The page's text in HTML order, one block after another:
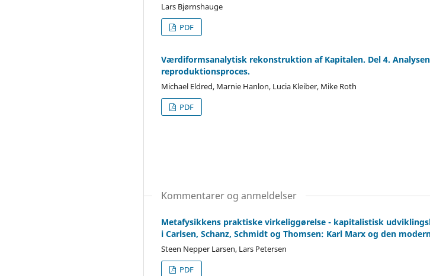
Lars Bjørnshauge
PDF
Værdiformsanalytisk rekonstruktion af Kapitalen. Del 4.
reproduktionsproces.
Michael Eldred, Marnie Hanlon, Lucia Kleiber, Mike Roth
PDF
Kommentarer og anmeldelser
Metafysikkens praktiske virkeliggørelse - kapitalistisk
i Carlsen, Schanz, Schmidt og Thomsen: Karl Marx og den
Steen Nepper Larsen, Lars Petersen
PDF